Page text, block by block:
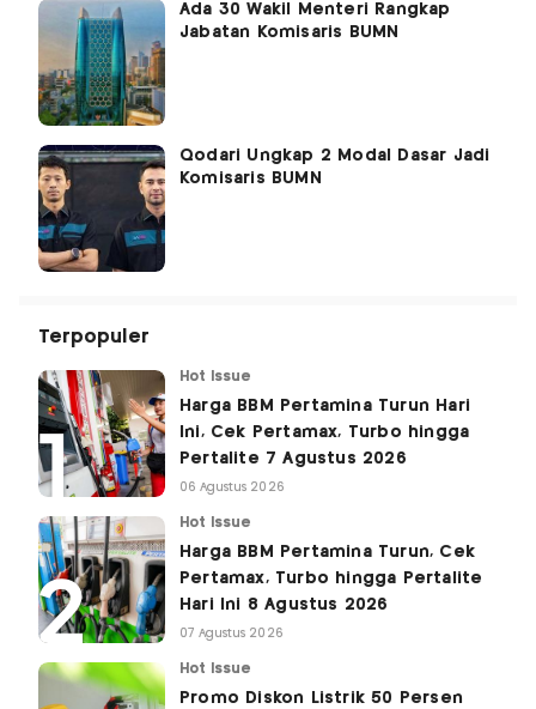
Ada 30 Wakil Menteri Rangkap
Jabatan Komisaris BUMN
Qodari Ungkap 2 Modal Dasar Jadi
Komisaris BUMN
Terpopuler
Hot Issue
Harga BBM Pertamina Turun Hari
Ini, Cek Pertamax, Turbo hingga
Pertalite 7 Agustus 2026
06 Agustus 2026
Hot Issue
Harga BBM Pertamina Turun, Cek
Pertamax, Turbo hingga Pertalite
Hari Ini 8 Agustus 2026
07 Agustus 2026
Hot Issue
Promo Diskon Listrik 50 Persen